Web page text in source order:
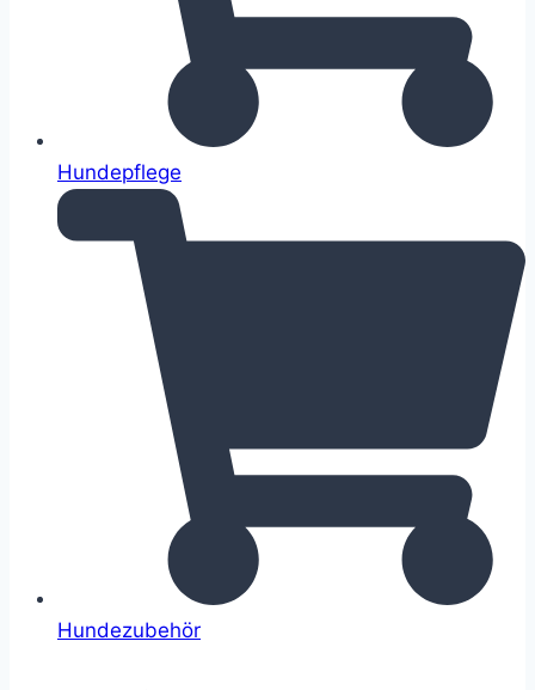
Hundepflege
Hundezubehör